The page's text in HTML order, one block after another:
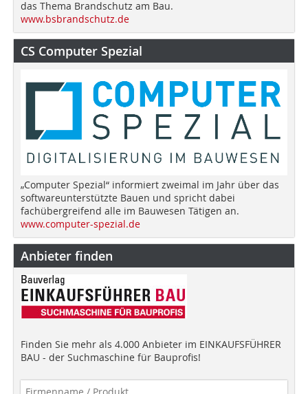
das Thema Brandschutz am Bau.
www.bsbrandschutz.de
CS Computer Spezial
„Computer Spezial“ informiert zweimal im Jahr über das
softwareunterstützte Bauen und spricht dabei
fachübergreifend alle im Bauwesen Tätigen an.
www.computer-spezial.de
Anbieter finden
Finden Sie mehr als 4.000 Anbieter im EINKAUFSFÜHRER
BAU - der Suchmaschine für Bauprofis!